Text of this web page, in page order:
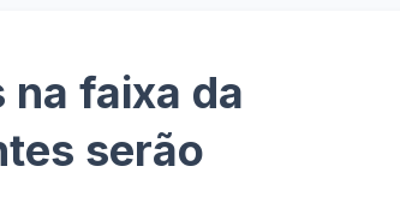
na faixa da
serão